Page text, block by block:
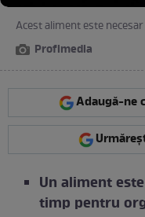
Acest aliment este
Profimedia
Adaugă-ne
Un aliment
timp pentru